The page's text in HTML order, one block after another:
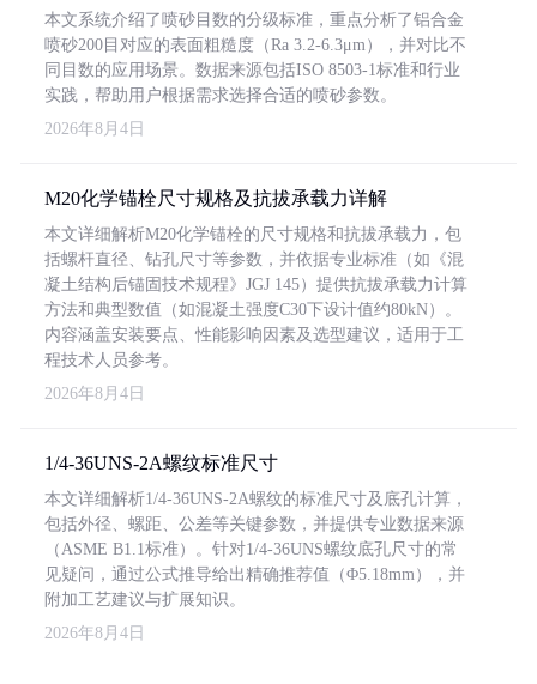
本文系统介绍了喷砂目数的分级标准，重点分析了铝合金
喷砂200目对应的表面粗糙度（Ra 3.2-6.3μm），并对比不
同目数的应用场景。数据来源包括ISO 8503-1标准和行业
实践，帮助用户根据需求选择合适的喷砂参数。
2026年8月4日
M20化学锚栓尺寸规格及抗拔承载力详解
本文详细解析M20化学锚栓的尺寸规格和抗拔承载力，包
括螺杆直径、钻孔尺寸等参数，并依据专业标准（如《混
凝土结构后锚固技术规程》JGJ 145）提供抗拔承载力计算
方法和典型数值（如混凝土强度C30下设计值约80kN）。
内容涵盖安装要点、性能影响因素及选型建议，适用于工
程技术人员参考。
2026年8月4日
1/4-36UNS-2A螺纹标准尺寸
本文详细解析1/4-36UNS-2A螺纹的标准尺寸及底孔计算，
包括外径、螺距、公差等关键参数，并提供专业数据来源
（ASME B1.1标准）。针对1/4-36UNS螺纹底孔尺寸的常
见疑问，通过公式推导给出精确推荐值（Φ5.18mm），并
附加工艺建议与扩展知识。
2026年8月4日